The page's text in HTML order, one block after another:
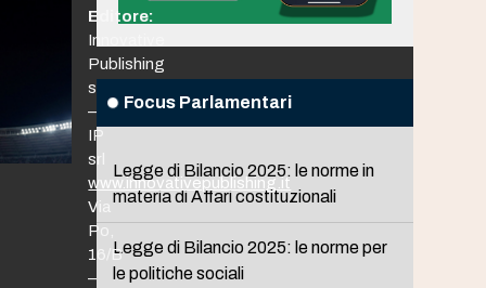
Focus Parlamentari
Legge di Bilancio 2025: le norme in
materia di Affari costituzionali
Legge di Bilancio 2025: le norme per
le politiche sociali
Editore:
Innovative
Publishing
srl
–
IP
srl
www.innovativepublishing.it
Via
Po,
16/B
–